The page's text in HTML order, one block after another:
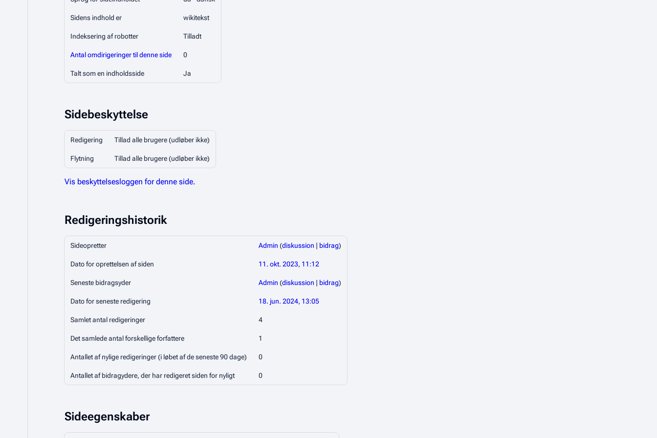
Sidens indhold er wikitekst
Indeksering af robotter Tilladt
Antal omdirigeringer til denne side 0
Talt som en indholdsside Ja
Sidebeskyttelse
Redigering Tillad alle brugere (udløber ikke)
Flytning Tillad alle brugere (udløber ikke)
Vis beskyttelsesloggen for denne side.
Redigeringshistorik
Sideopretter Admin (diskussion | bidrag)
Dato for oprettelsen af siden 11. okt. 2023, 11:12
Seneste bidragsyder Admin (diskussion | bidrag)
Dato for seneste redigering 18. jun. 2024, 13:05
Samlet antal redigeringer 4
Det samlede antal forskellige forfattere 1
Antallet af nylige redigeringer (i løbet af de seneste 90 dage) 0
Antallet af bidragydere, der har redigeret siden for nyligt 0
Sideegenskaber